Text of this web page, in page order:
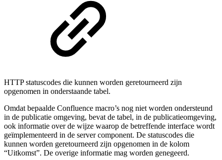
HTTP statuscodes die kunnen worden geretourneerd zijn
opgenomen in onderstaande tabel.
Omdat bepaalde Confluence macro’s nog niet worden ondersteund
in de publicatie omgeving, bevat de tabel, in de publicatieomgeving,
ook informatie over de wijze waarop de betreffende interface wordt
geïmplementeerd in de server component. De statuscodes die
kunnen worden geretourneerd zijn opgenomen in de kolom
“Uitkomst”. De overige informatie mag worden genegeerd.